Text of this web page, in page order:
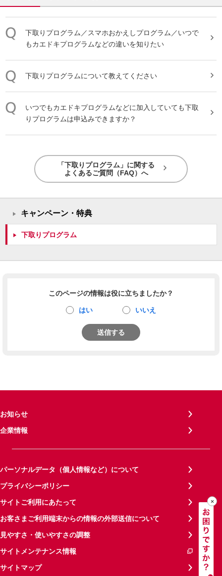
下取り プログラム ／スマホおかえしプログラム／いつで
もカエドキプログラムなどの違いを知りたい
下取り プログラムについて教えてください
いつでもカエドキプログラムなどに加入していても下取
り プログラムは申込みできますか？
「下取りプログラム」に関する
よくあるご質問（FAQ）へ
キャンペーン・特典
下取りプログラム
このページの情報は役に立ちましたか？
はい いいえ
送信する
お知らせ
企業情報
パーソナルデータ（個人情報など）について
プライバシーポリシー
サイトご利用にあたって
お客さまご利用端末からの情報の外部送信について
見やすさ・使いやすさの調整
サイトメンテナンス情報
サイトマップ